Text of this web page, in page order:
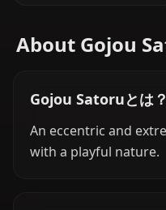
About Gojou
Gojou Satoruとは？
An eccentric and
with a playful nature.